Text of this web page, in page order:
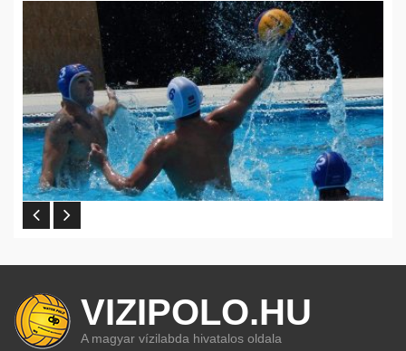
VIZIPOLO.HU
A magyar vízilabda hivatalos oldala